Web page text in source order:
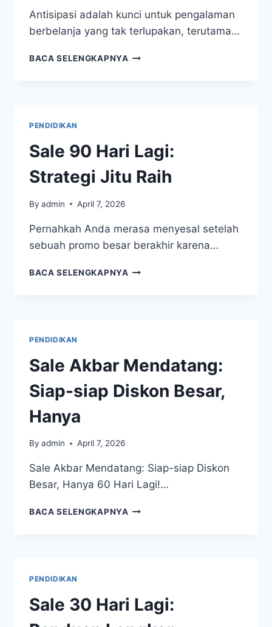
Antisipasi adalah kunci untuk pengalaman
berbelanja yang tak terlupakan, terutama…
BACA SELENGKAPNYA SALE
PENDIDIKAN
Sale 90 Hari Lagi:
Strategi Jitu Raih
By admin April 7, 2026
Pernahkah Anda merasa menyesal setelah
sebuah promo besar berakhir karena…
BACA SELENGKAPNYA SALE
PENDIDIKAN
Sale Akbar Mendatang:
Siap-siap Diskon Besar,
Hanya
By admin April 7, 2026
Sale Akbar Mendatang: Siap-siap Diskon
Besar, Hanya 60 Hari Lagi!…
BACA SELENGKAPNYA SALE
HANYA
PENDIDIKAN
Sale 30 Hari Lagi: